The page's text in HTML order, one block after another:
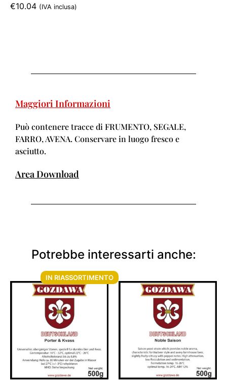
€10.04 (IVA inclusa)
Maggiori Informazioni
Può contenere tracce di FRUMENTO, SEGALE,
FARRO, AVENA. Conservare in luogo fresco e
asciutto.
Area Download
Potrebbe interessarti anche:
IN RIASSORTIMENTO